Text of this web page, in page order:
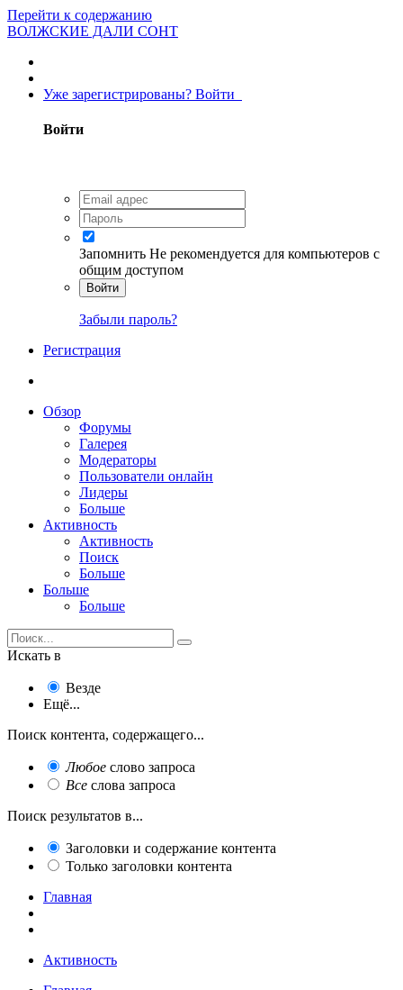
Перейти к содержанию
ВОЛЖСКИЕ ДАЛИ СОНТ
Уже зарегистрированы? Войти
Войти
Запомнить Не рекомендуется для компьютеров с
общим доступом
Войти
Забыли пароль?
Регистрация
Обзор
Форумы
Галерея
Модераторы
Пользователи онлайн
Лидеры
Больше
Активность
Активность
Поиск
Больше
Больше
Больше
Искать в
Везде
Ещё...
Поиск контента, содержащего...
Любое слово запроса
Все слова запроса
Поиск результатов в...
Заголовки и содержание контента
Только заголовки контента
Главная
Активность